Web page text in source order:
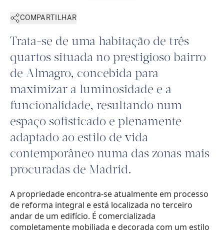
COMPARTILHAR
Trata-se de uma habitação de três
quartos situada no prestigioso bairro
de Almagro, concebida para
maximizar a luminosidade e a
funcionalidade, resultando num
espaço sofisticado e plenamente
adaptado ao estilo de vida
contemporâneo numa das zonas mais
procuradas de Madrid.
A propriedade encontra-se atualmente em processo
de reforma integral e está localizada no terceiro
andar de um edifício. É comercializada
completamente mobiliada e decorada com um estilo